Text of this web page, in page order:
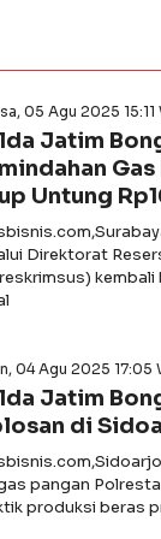
05 Agu 2025 15:11
Jatim
Untung
Direktorat
04 Agu 2025 17:05
Jatim
di
pangan
produksi beras